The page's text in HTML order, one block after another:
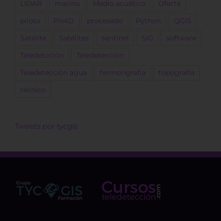
LIDAR marino Medio acuático Oferta
piloto Pix4D procesado Python QGIS
Satélite Satélites sentinel SIG software
Teledetcción Teledetección
Teledetección agua termongrafía topografía
técnico
Tweets por tycgis